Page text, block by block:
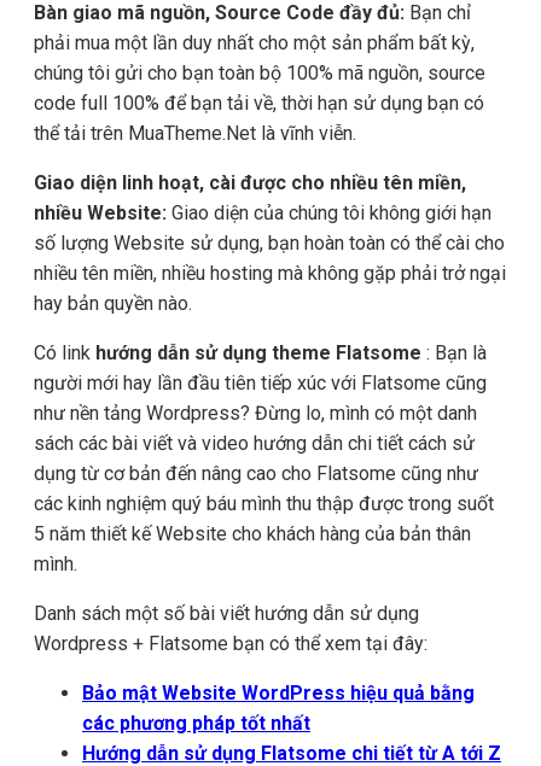
Bàn giao mã nguồn, Source Code đầy đủ: Bạn chỉ
phải mua một lần duy nhất cho một sản phẩm bất kỳ,
chúng tôi gửi cho bạn toàn bộ 100% mã nguồn, source
code full 100% để bạn tải về, thời hạn sử dụng bạn có
thể tải trên MuaTheme.Net là vĩnh viễn.
Giao diện linh hoạt, cài được cho nhiều tên miền,
nhiều Website: Giao diện của chúng tôi không giới hạn
số lượng Website sử dụng, bạn hoàn toàn có thể cài cho
nhiều tên miền, nhiều hosting mà không gặp phải trở ngại
hay bản quyền nào.
Có link hướng dẫn sử dụng theme Flatsome : Bạn là
người mới hay lần đầu tiên tiếp xúc với Flatsome cũng
như nền tảng Wordpress? Đừng lo, mình có một danh
sách các bài viết và video hướng dẫn chi tiết cách sử
dụng từ cơ bản đến nâng cao cho Flatsome cũng như
các kinh nghiệm quý báu mình thu thập được trong suốt
5 năm thiết kế Website cho khách hàng của bản thân
mình.
Danh sách một số bài viết hướng dẫn sử dụng
Wordpress + Flatsome bạn có thể xem tại đây:
Bảo mật Website WordPress hiệu quả bằng
các phương pháp tốt nhất
Hướng dẫn sử dụng Flatsome chi tiết từ A tới Z